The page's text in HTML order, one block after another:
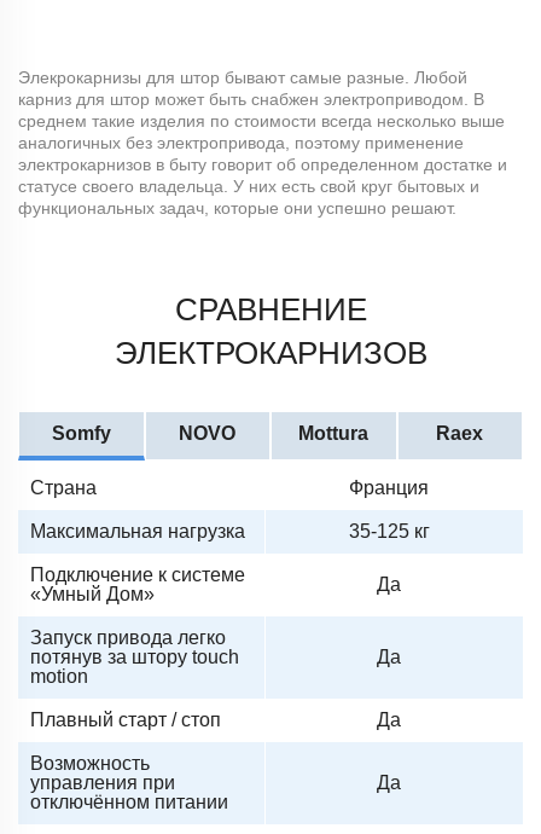
Элекрокарнизы для штор бывают самые разные. Любой
карниз для штор может быть снабжен электроприводом. В
среднем такие изделия по стоимости всегда несколько выше
аналогичных без электропривода, поэтому применение
электрокарнизов в быту говорит об определенном достатке и
статусе своего владельца. У них есть свой круг бытовых и
функциональных задач, которые они успешно решают.
СРАВНЕНИЕ
ЭЛЕКТРОКАРНИЗОВ
Somfy NOVO Mottura Raex
Страна Франция
Максимальная нагрузка 35-125 кг
Подключение к системе
«Умный Дом»
Да
Запуск привода легко
потянув за штору touch
motion
Да
Плавный старт / стоп Да
Возможность
управления при
отключённом питании
Да